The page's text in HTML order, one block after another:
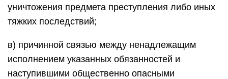
уничтожения предмета преступления либо иных
тяжких последствий;
в) причинной связью между ненадлежащим
исполнением указанных обязанностей и
наступившими общественно опасными